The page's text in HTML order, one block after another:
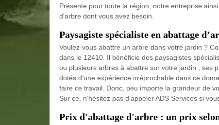
Présente pour toute la région, notre entreprise
d'arbre dont vous avez besoin.
Paysagiste spécialiste en abattage
Voulez-vous abattre un arbre dans votre jardin ?
dans le 12410. Il bénéficie des paysagistes
ou plusieurs arbres à abattre sur votre jardin ; ses
dotés d’une expérience irréprochable dans ce
faire ce travail. Donc, peu importe la grandeur de
Sur ce, n’hésitez pas d’appeler ADS Services si
Prix d'abattage d'arbre : un prix